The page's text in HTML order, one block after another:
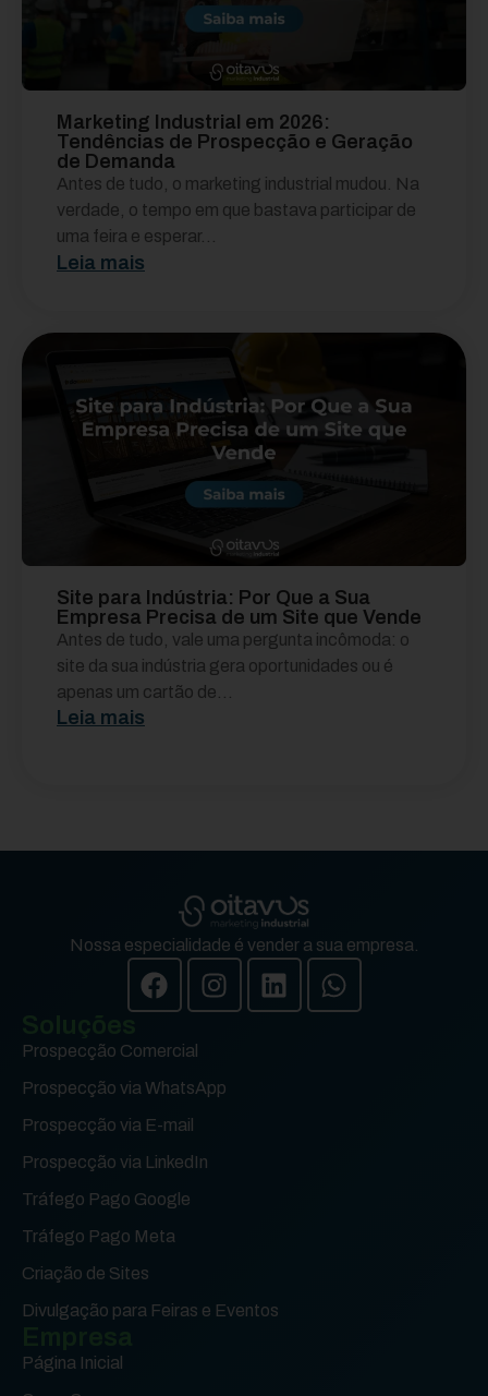
Marketing Industrial em 2026:
Tendências de Prospecção e Geração
de Demanda
Antes de tudo, o marketing industrial mudou. Na
verdade, o tempo em que bastava participar de
uma feira e esperar...
Leia mais
Site para Indústria: Por Que a Sua
Empresa Precisa de um Site que Vende
Antes de tudo, vale uma pergunta incômoda: o
site da sua indústria gera oportunidades ou é
apenas um cartão de...
Leia mais
Nossa especialidade é vender a sua empresa.
Prospecção Comercial
Prospecção via WhatsApp
Prospecção via E-mail
Prospecção via LinkedIn
Tráfego Pago Google
Tráfego Pago Meta
Criação de Sites
Divulgação para Feiras e Eventos
Página Inicial